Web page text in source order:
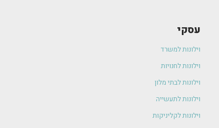
עסקי
וילונות למשרד
וילונות לחנויות
וילונות לבתי מלון
וילונות לתעשייה
וילונות לקליניקות